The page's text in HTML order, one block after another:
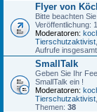
Flyer von
Bitte beachten
Veröffentlichung:
Moderatoren:
Tierschutzaktivist
Aufrufe
SmallTalk
Geben Sie Ihr
SmallTalk ein !
Moderatoren:
Tierschutzaktivist
Themen: 38